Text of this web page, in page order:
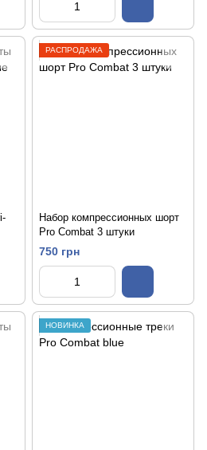
РАСПРОДАЖА
Набор компрессионных шорт
Pro Combat 3 штуки
750 грн
НОВИНКА